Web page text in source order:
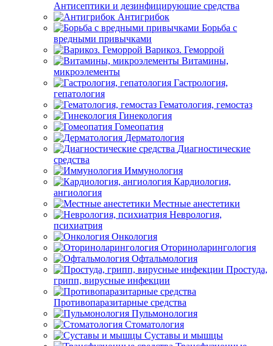
Антисептики и дезинфицирующие средства
Антигрибок
Борьба с
вредными привычками
Варикоз. Геморрой
Витамины,
микроэлементы
Гастрология,
гепатология
Гематология, гемостаз
Гинекология
Гомеопатия
Дерматология
Диагностические
средства
Иммунология
Кардиология,
ангиология
Местные анестетики
Неврология,
психиатрия
Онкология
Оториноларингология
Офтальмология
Простуда,
грипп, вирусные инфекции
Противопаразитарные средства
Пульмонология
Стоматология
Суставы и мышцы